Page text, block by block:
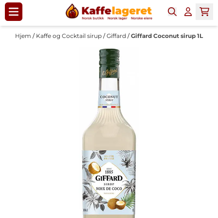
Hopp til innhold
Hjem / Kaffe og Cocktail sirup /Giffard /Giffard Coconut sirup 1L